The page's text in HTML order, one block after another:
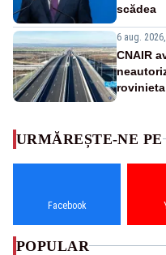
scădea
6 aug.
CNAIR
rovinieta
URMĂREȘTE-NE PE
Facebook
POPULAR